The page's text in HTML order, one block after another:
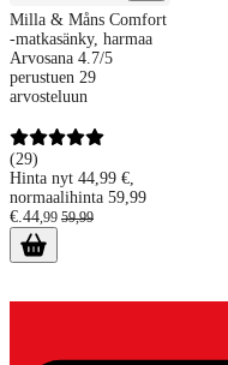
Milla & Måns Comfort
-matkasänky, harmaa
Arvosana 4.7/5
perustuen 29
arvosteluun
(29)
Hinta nyt 44,99 €,
normaalihinta 59,99
€. 44,99 59,99